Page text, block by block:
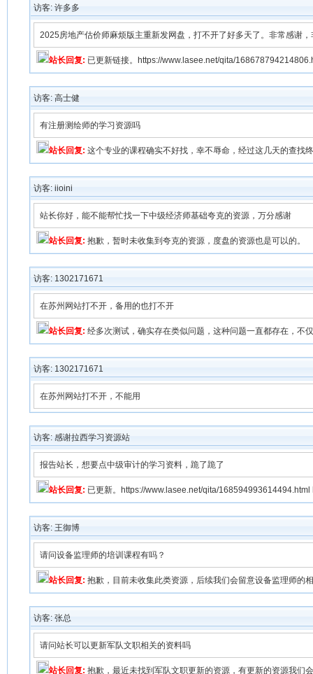
访客: 许多多
2025房地产估价师麻烦版主重新发网盘，打不开了好多天了。非常感谢
站长回复: 已更新链接。https://www.lasee.net/qita/
访客: 高士健
有注册测绘师的学习资源吗
站长回复: 这个专业的课程确实不好找，幸不辱命，经过这几天的查
访客: iioini
站长你好，能不能帮忙找一下中级经济师基础夸克的资源，万分感谢
站长回复: 抱歉，暂时未收集到夸克的资源，度盘的资源也是可以的。
访客: 1302171671
在苏州网站打不开，备用的也打不开
站长回复: 经多次测试，确实存在类似问题，这种问题一直都存在，不
访客: 1302171671
在苏州网站打不开，不能用
访客: 感谢拉西学习资源站
报告站长，想要点中级审计的学习资料，跪了跪了
站长回复: 已更新。https://www.lasee.net/qita/
访客: 王御博
请问设备监理师的培训课程有吗？
站长回复: 抱歉，目前未收集此类资源，后续我们会留意设备监理师的
访客: 张总
请问站长可以更新军队文职相关的资料吗
站长回复: 抱歉，最近未找到军队文职更新的资源，有更新的资源我们